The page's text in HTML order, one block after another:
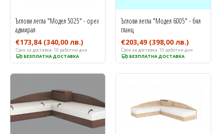
Срок за доставка:10 работни дни
БЕЗПЛАТНА ДОСТАВКА
Ъглови легла "Модел 5025" - орех
адмирал
€173,84 (340,00 лв.)
Срок за доставка:10 работни дни
БЕЗПЛАТНА ДОСТАВКА
Ъглови легла "Модел 6005" - бял
гланц
€203,49 (398,00 лв.)